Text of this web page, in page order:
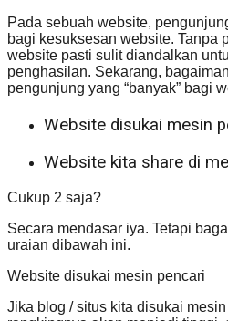
Pada sebuah website,
bagi kesuksesan website. Tanpa
website pasti sulit diandalkan
penghasilan. Sekarang,
pengunjung yang “banyak” bagi
Website disukai mesin
Website kita share di
Cukup 2 saja?
Secara mendasar iya. Tetapi
uraian dibawah ini.
Website disukai mesin pencari
Jika blog / situs kita disukai